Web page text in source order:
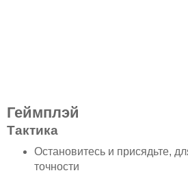
Геймплэй
Тактика
Остановитесь и присядьте,
точности